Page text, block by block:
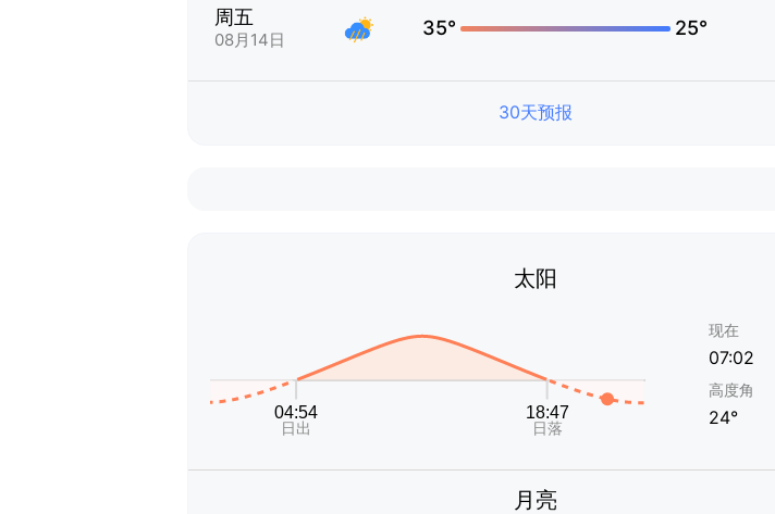
周五
08月14日
35° 25°
30天预报
太阳
现在
07:02
高度角
24°
月亮